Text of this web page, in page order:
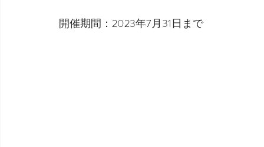
開催期間：2023年7月31日まで